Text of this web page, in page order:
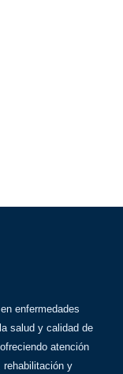
enfermedades
salud y calidad de
atención
rehabilitación y